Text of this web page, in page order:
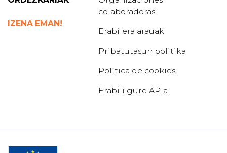
IZENA EMAN!
colaboradoras
Erabilera arauak
Pribatutasun politika
Política de cookies
Erabili gure APIa